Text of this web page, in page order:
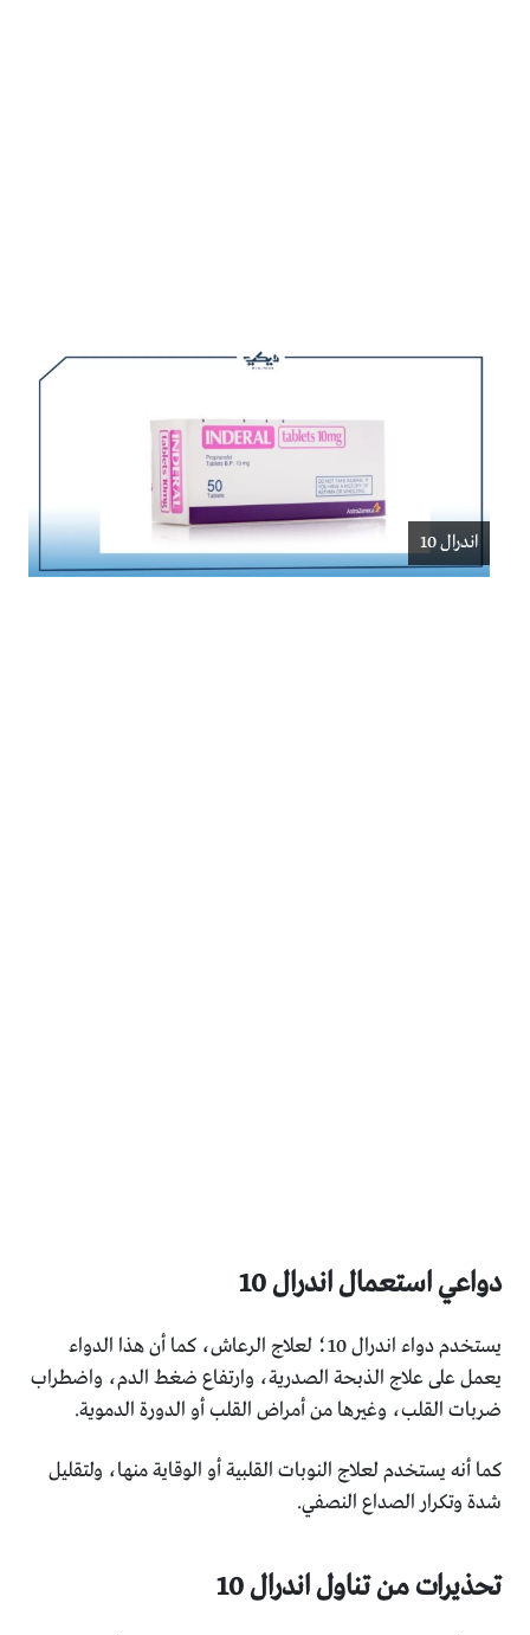
اندرال 10
دواعي استعمال اندرال 10
يستخدم دواء اندرال 10؛ لعلاج الرعاش، كما أن هذا الدواء
يعمل على علاج الذبحة الصدرية، وارتفاع ضغط الدم، واضطراب
ضربات القلب، وغيرها من أمراض القلب أو الدورة الدموية.
كما أنه يستخدم لعلاج النوبات القلبية أو الوقاية منها، ولتقليل
شدة وتكرار الصداع النصفي.
تحذيرات من تناول اندرال 10